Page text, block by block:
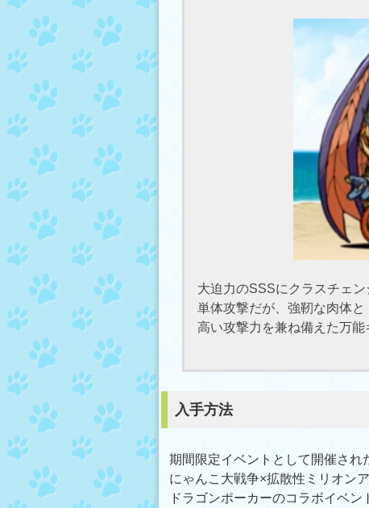
大迫力のSSSにクラスチェン
単体攻撃だが、強靭な肉体と
高い攻撃力を兼ね備えた万能
入手方法
期間限定イベントとして開催され
にゃんこ大戦争×拡散性ミリオン
ドラゴンポーカーのコラボイベン